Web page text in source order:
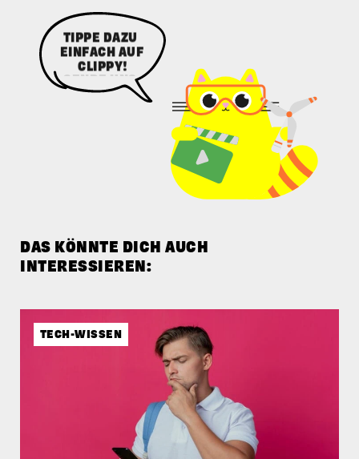
TIPPE DAZU
EINFACH AUF
CLIPPY!
DAS KÖNNTE DICH AUCH
INTERESSIEREN:
TECH-WISSEN